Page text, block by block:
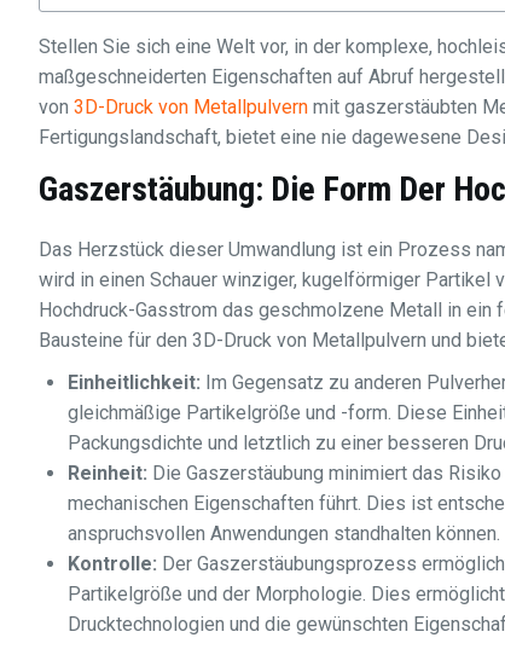
Stellen Sie sich eine Welt vor, in der komplexe,
maßgeschneiderten Eigenschaften auf Abruf
von 3D-Druck von Metallpulvern mit gaszerstäubten
Fertigungslandschaft, bietet eine nie dagewesene
Gaszerstäubung: Die Form Der
Das Herzstück dieser Umwandlung ist ein Prozess
wird in einen Schauer winziger, kugelförmiger Partikel
Hochdruck-Gasstrom das geschmolzene Metall in
Bausteine für den 3D-Druck von Metallpulvern und
Einheitlichkeit: Im Gegensatz zu anderen
gleichmäßige Partikelgröße und -form. Diese
Packungsdichte und letztlich zu einer besseren
Reinheit: Die Gaszerstäubung minimiert das
mechanischen Eigenschaften führt. Dies ist
anspruchsvollen Anwendungen standhalten können.
Kontrolle: Der Gaszerstäubungsprozess
Partikelgröße und der Morphologie. Dies
Drucktechnologien und die gewünschten